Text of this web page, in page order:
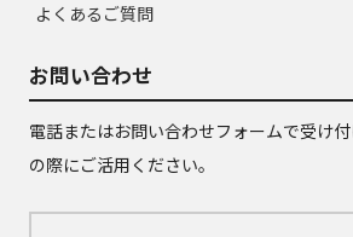
よくあるご質問
お問い合わせ
電話またはお問い合わせフォームで受け
の際にご活用ください。